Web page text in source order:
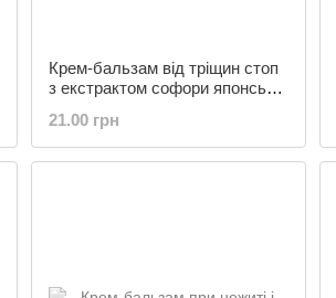
Крем-бальзам від тріщин стоп
з екстрактом софори японської
21.00 грн